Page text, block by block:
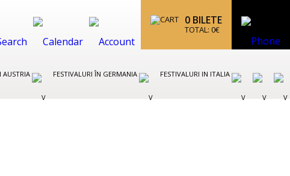
0 BILETE
TOTAL: 0€
AUSTRIA FESTIVALURI ÎN GERMANIA FESTIVALURI IN ITALIA